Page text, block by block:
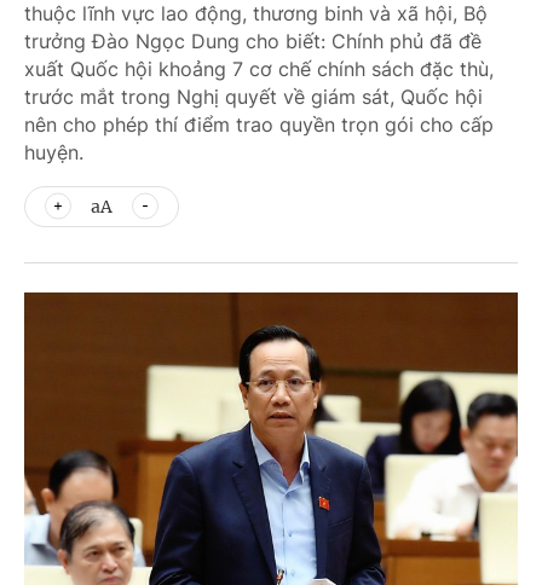
thuộc lĩnh vực lao động, thương binh và xã hội, Bộ
trưởng Đào Ngọc Dung cho biết: Chính phủ đã đề
xuất Quốc hội khoảng 7 cơ chế chính sách đặc thù,
trước mắt trong Nghị quyết về giám sát, Quốc hội
nên cho phép thí điểm trao quyền trọn gói cho cấp
huyện.
aA